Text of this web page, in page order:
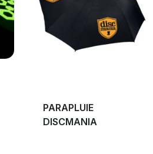
PARAPLUIE
DISCMANIA